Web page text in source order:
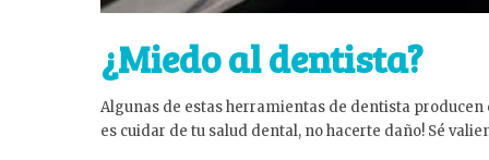
¿Miedo al dentista?
Algunas de estas herramientas de dentista
es cuidar de tu salud dental, no hacerte daño! Sé